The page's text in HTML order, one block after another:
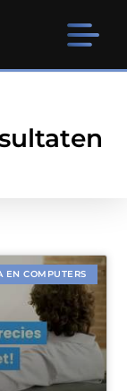
EN COMPUTERS